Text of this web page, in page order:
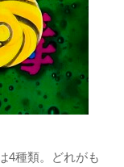
4種類。どれがも